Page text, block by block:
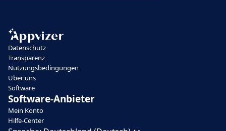
Datenschutz
Transparenz
Nutzungsbedingungen
Über uns
Software
Software-Anbieter
Mein Konto
Hilfe-Center